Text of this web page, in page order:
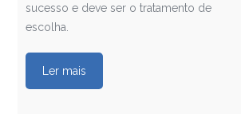
sucesso e deve ser o tratamento de
escolha.
Ler mais